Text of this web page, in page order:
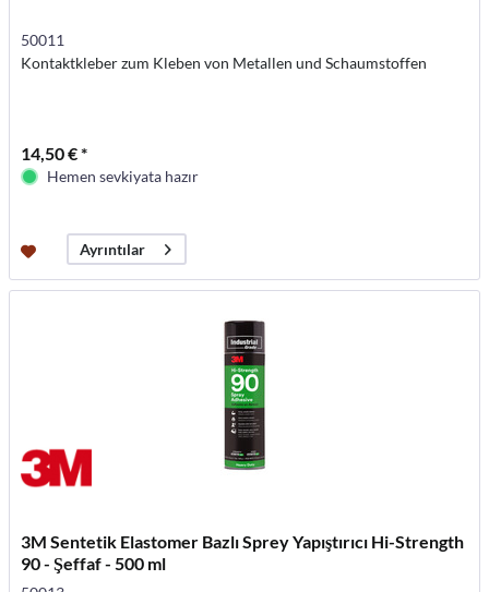
50011
Kontaktkleber zum Kleben von Metallen und Schaumstoffen
14,50 € *
Hemen sevkiyata hazır
Ayrıntılar
3M Sentetik Elastomer Bazlı Sprey Yapıştırıcı Hi-Strength
90 - Şeffaf - 500 ml